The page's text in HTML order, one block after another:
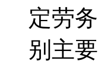
定劳
别主